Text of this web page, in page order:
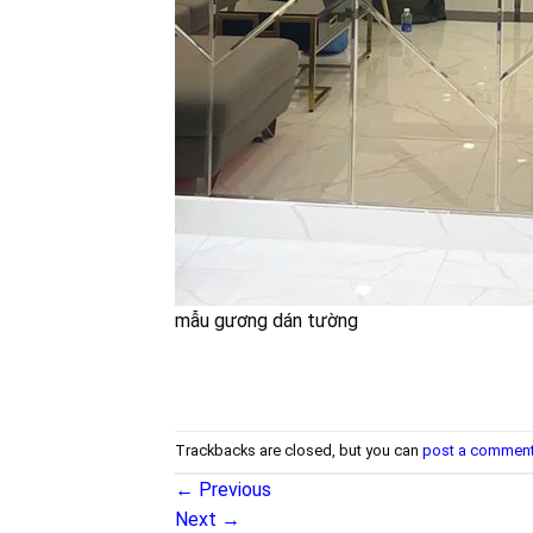
mẫu gương dán tường
Trackbacks are closed, but you can post a
← Previous
Next →